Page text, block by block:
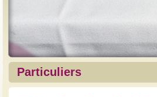
Particuliers